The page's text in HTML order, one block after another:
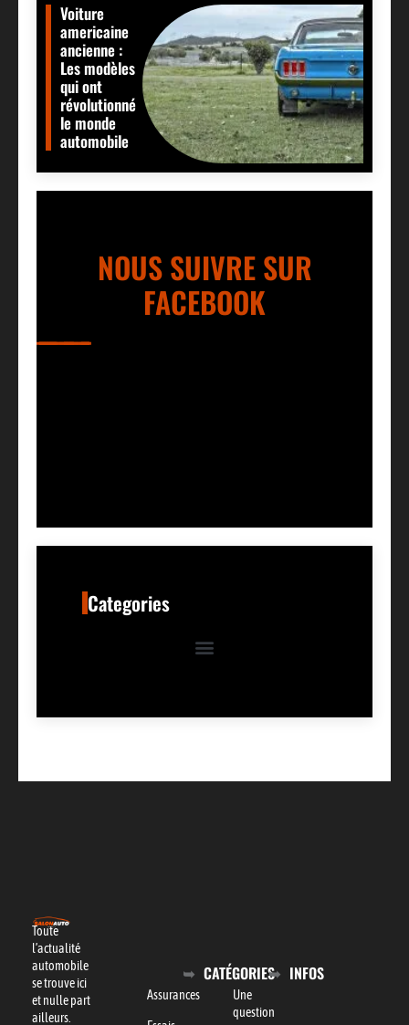
Voiture
americaine
ancienne :
Les modèles
qui ont
révolutionné
le monde
automobile
NOUS SUIVRE SUR
FACEBOOK
Categories
Toute
l’actualité
automobile
se trouve ici
et nulle part
ailleurs.
CATÉGORIES
Assurances
INFOS
Une
question